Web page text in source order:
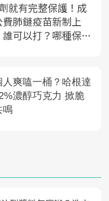
就有完整保護！成
費肺鏈疫苗新制上
誰可以打？哪種保護